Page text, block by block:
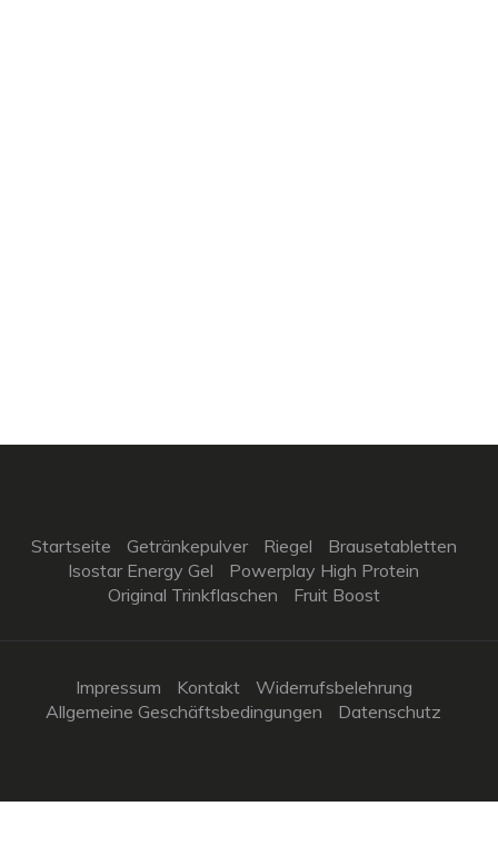
Startseite Getränkepulver Riegel
Brausetabletten
Isostar Energy Gel
Powerplay High Protein
Original Trinkflaschen
Fruit Boost
Impressum Kontakt
Widerrufsbelehrung
Allgemeine Geschäftsbedingungen
Datenschutz